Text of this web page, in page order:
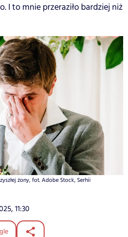
I to mnie przeraziło bardziej niż
żony, fot. Adobe Stock, Serhii
11:30